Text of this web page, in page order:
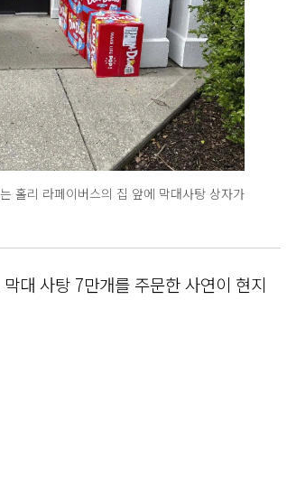
홀리 라페이버스의 집 앞에 막대사탕 상자가
대 사탕 7만개를 주문한 사연이 현지